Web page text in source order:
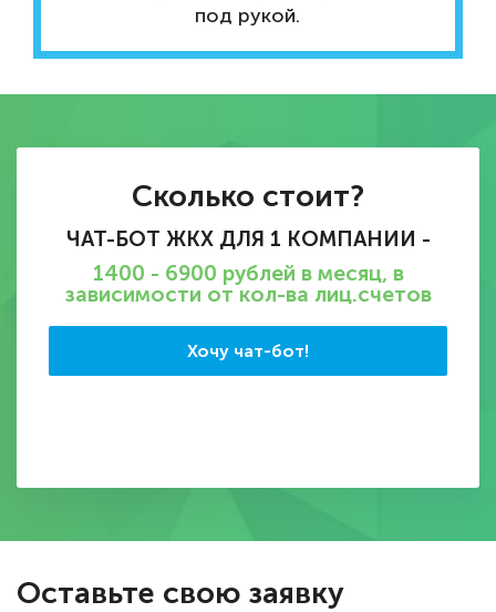
под рукой.
Сколько стоит?
ЧАТ-БОТ ЖКХ ДЛЯ 1 КОМПАНИИ -
1400 - 6900 рублей в месяц, в
зависимости от кол-ва лиц.счетов
Хочу чат-бот!
Оставьте свою заявку